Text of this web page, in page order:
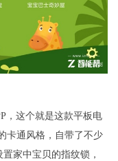
，这个就是这款平板电
卡通风格，自带了不少
家中宝贝的指纹锁，